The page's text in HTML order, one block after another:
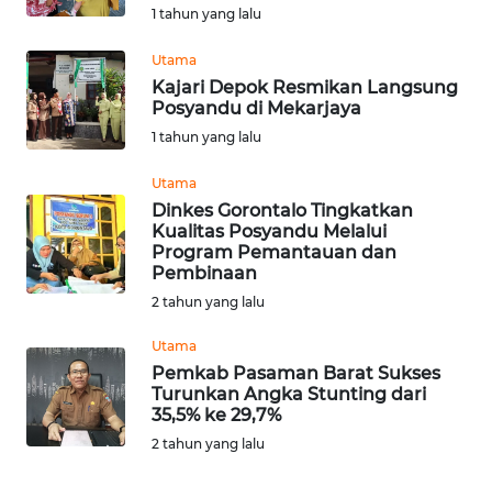
1 tahun yang lalu
Utama
Kajari Depok Resmikan Langsung
Posyandu di Mekarjaya
1 tahun yang lalu
Utama
Dinkes Gorontalo Tingkatkan
Kualitas Posyandu Melalui
Program Pemantauan dan
Pembinaan
2 tahun yang lalu
Utama
Pemkab Pasaman Barat Sukses
Turunkan Angka Stunting dari
35,5% ke 29,7%
2 tahun yang lalu
WN
NUSANTARA
WN
JOGJA
WN
JATIM
WN
WN
KALBAR